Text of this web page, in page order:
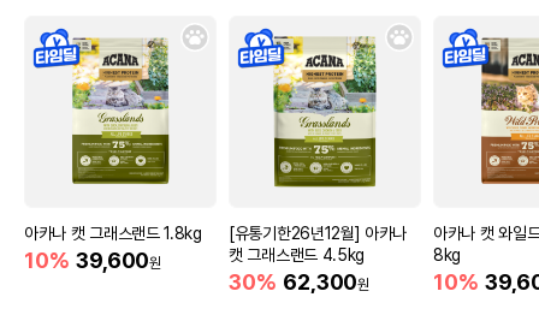
아카나 캣 그래스랜드 1.8kg
10% 39,600원
[유통기한26년12월] 아카나
캣 그래스랜드 4.5kg
30% 62,300원
아카나 캣 와일
8kg
10%